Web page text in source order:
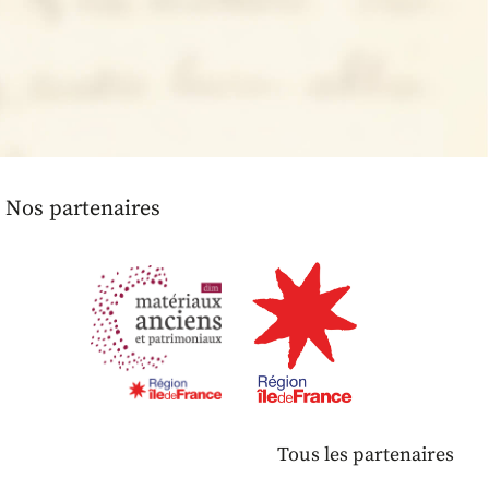
Nos partenaires
Tous les partenaires